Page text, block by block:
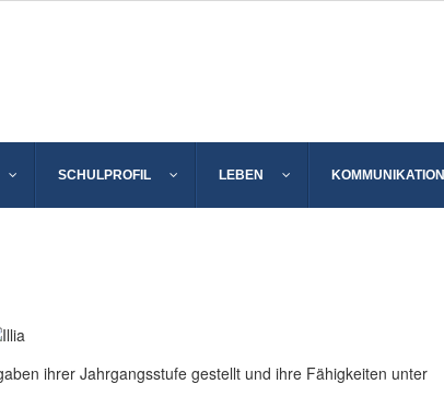
SCHULPROFIL LEBEN KOMMUNIKATION
ihrer Jahrgangsstufe gestellt und ihre Fähigkeiten unter